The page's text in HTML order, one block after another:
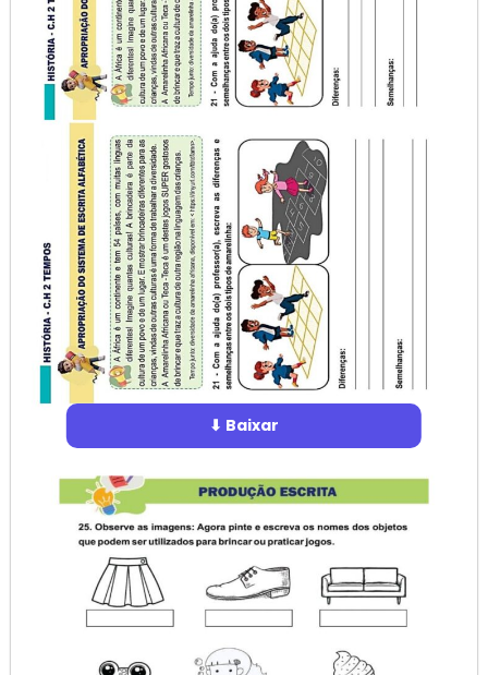
⬇ Baixar